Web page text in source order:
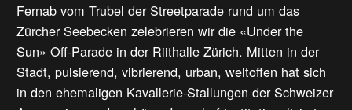
Fernab vom Trubel der Streetparade rund um das
Zürcher Seebecken zelebrieren wir die «Under the
Sun» Off-Parade in der Riithalle Zürich. Mitten in der
Stadt, pulsierend, vibrierend, urban, weltoffen hat sich
in den ehemaligen Kavallerie-Stallungen der Schweizer